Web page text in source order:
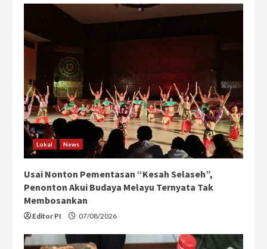
Lokal News
Usai Nonton Pementasan “Kesah Selaseh”,
Penonton Akui Budaya Melayu Ternyata Tak
Membosankan
Editor PI 07/08/2026